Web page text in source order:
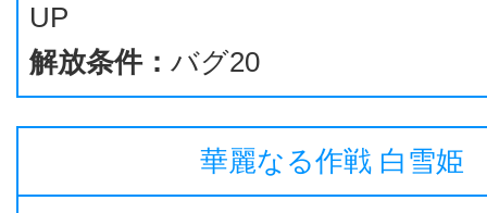
UP
解放条件： バグ20
華麗なる作戦 白雪姫